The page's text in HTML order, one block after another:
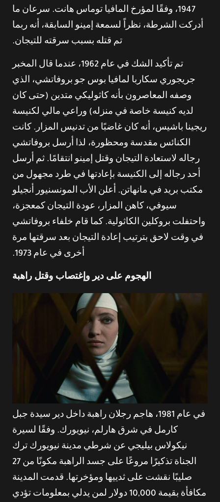
1947، وفقًا لمؤرخ المافيا توماس هانت. سرعان ما
أدركت الشرطة، نظراً لسمعة إمينو السابقة، أنه ربما
تم قتله بسبب سرقته للتيجان.
تم تأكيد الشك في عام 1962، عندما قال المخبر
جريجوري سكاربا لمافيا بوس جو بروفاتشي، الذي
وصفه المعاصرون بأنه كاثوليكي متدين (حتى كان
لديه كنيسة خاصة في منزله) وراعي مالي لكنيسة
ريجينا باشيس، أنه كان غاضبًا من تدنيس المزار. كانت
الكنائس مقدسة ومحظورة، لذا أرسل بروفاتشي
رجاله لاستعادة التيجان وقتل إمينو انتقامًا. ثم أرسل
أحد رجاله إلى الكنيسة بإعادتها في طرد مجهول من
مكتب بريد في مانهاتن. أعلن الأب المونسنيور أنجيلو
سيوفي، كاهن المزار، عودة التيجان كمعجزة،
واحتفلت بروكلين الكاثولية. كما قام خلفاء بروفاتشي
في وقت لاحق بترتيب إعادة التيجان بعد سرقتها مرة
أخرى في عام 1973.
الهجوم على دير وإغتصاب وقتل راهبة
في عام 1981، هاجم رجلان راهبة داخل دير سيدة جبل
كارمل في شرق هارلم، نيويورك. وفقًا لسيرة
نيكولاس بيليجي عن شرطي مدينة نيويورك ترك
الجناة تذكيرًا مروعًا على جسد الراهبة مكونًا من 27
صليبًا نقشت على ثدييها ومؤخرتها. قدمت المدينة
مكافأة بقيمة 10,000 دولار لمن يدلي بمعلومات تؤدي